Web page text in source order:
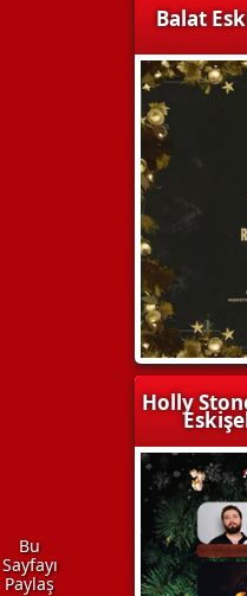
Balat
Holly
Bu
Sayfayı
Paylaş